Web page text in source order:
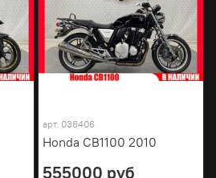
арт. 038406
Honda CB1100 2010
555000 руб